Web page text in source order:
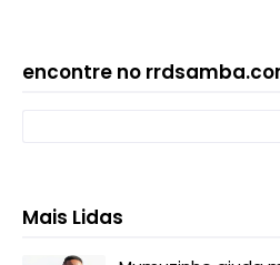
encontre no
Mais Lidas